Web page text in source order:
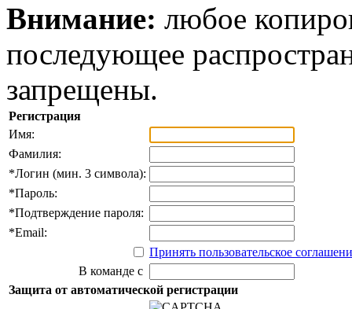
Внимание: любое
последующее
запрещены.
Регистрация
Имя:
Фамилия:
*Логин (мин. 3 символа):
*Пароль:
*Подтверждение пароля:
*Email:
Принять пользовательское
В команде с
Защита от автоматической регистрации